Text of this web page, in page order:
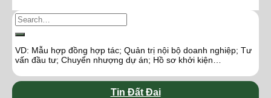
VD: Mẫu hợp đồng hợp tác; Quản trị nội bộ doanh nghiệp; Tư
vấn đầu tư; Chuyển nhượng dự án; Hồ sơ khởi kiện…
Tin Đất Đai